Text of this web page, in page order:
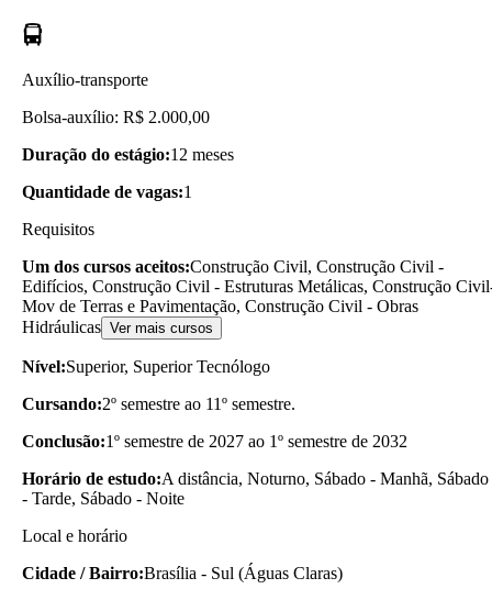
Auxílio-transporte
Bolsa-auxílio: R$ 2.000,00
Duração do estágio:12 meses
Quantidade de vagas:1
Requisitos
Um dos cursos aceitos:Construção Civil, Construção Civil -
Edifícios, Construção Civil - Estruturas Metálicas, Construção
Mov de Terras e Pavimentação, Construção Civil - Obras
Hidráulicas Ver mais cursos
Nível:Superior, Superior Tecnólogo
Cursando:2º semestre ao 11º semestre.
Conclusão:1º semestre de 2027 ao 1º semestre de 2032
Horário de estudo:A distância, Noturno, Sábado - Manhã, Sábado
- Tarde, Sábado - Noite
Local e horário
Cidade / Bairro:Brasília - Sul (Águas Claras)